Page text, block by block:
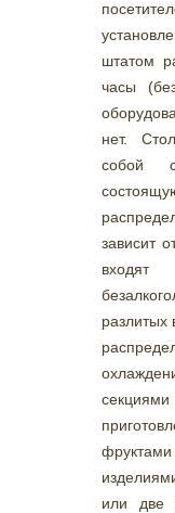
штатом
часы
нет.
собой
зависит
разлитых
или две